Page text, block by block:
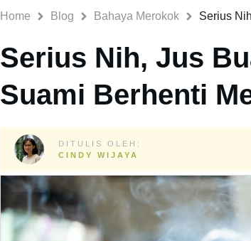
Home Blog Bahaya Merokok
Serius Nih, Jus
Suami Berhenti
DITULIS OLEH:
CINDY WIJAYA